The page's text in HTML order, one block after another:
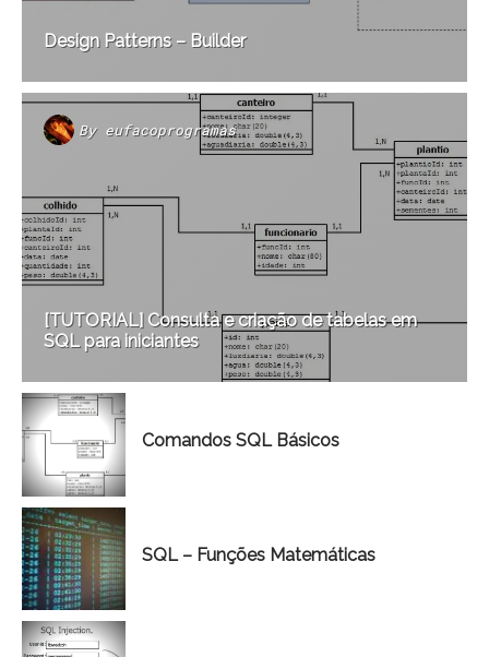
Design Patterns – Builder
By eufacoprogramas
[TUTORIAL] Consulta e criação de tabelas em
SQL para iniciantes
Comandos SQL Básicos
SQL – Funções Matemáticas